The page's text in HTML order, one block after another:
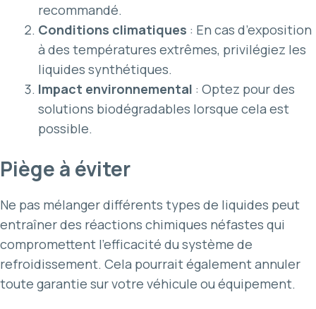
recommandé.
Conditions climatiques : En cas d’exposition
à des températures extrêmes, privilégiez les
liquides synthétiques.
Impact environnemental : Optez pour des
solutions biodégradables lorsque cela est
possible.
Piège à éviter
Ne pas mélanger différents types de liquides peut
entraîner des réactions chimiques néfastes qui
compromettent l’efficacité du système de
refroidissement. Cela pourrait également annuler
toute garantie sur votre véhicule ou équipement.